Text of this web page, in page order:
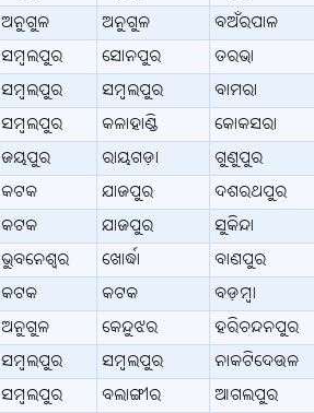
ଅନୁଗୁଳ ଅନୁଗୁଳ
ବଅଁରପାଳ
ସମ୍ବଲପୁର ସୋନପୁର
ତରଭା
ସମ୍ବଲପୁର ସମ୍ବଲପୁର
ବାମରା
ସମ୍ବଲପୁର କଳାହାଣ୍ଡି
କୋକସରା
ଜୟପୁର ରାୟଗଡ଼ା
ଗୁଣୁପୁର
କଟକ ଯାଜପୁର
ଦଶରଥପୁର
କଟକ ଯାଜପୁର
ସୁକିନ୍ଦା
ଭୁବନେଶ୍ବର ଖୋର୍ଦ୍ଧା
ବାଣପୁର
କଟକ କଟକ
ବଡ଼ମ୍ବା
ଅନୁଗୁଳ କେନ୍ଦୁଝର
ହରିଚନ୍ଦନପୁର
ସମ୍ବଲପୁର ସମ୍ବଲପୁର
ନାକଟିଦେଉଳ
ସମ୍ବଲପୁର ବଲାଙ୍ଗୀର
ଆଗଲପୁର